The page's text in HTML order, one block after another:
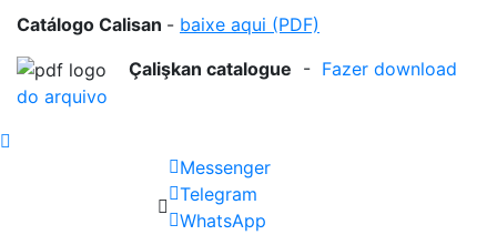
Catálogo Calisan - baixe aqui (PDF)
Çalişkan catalogue - Fazer download
do arquivo
Messenger
Telegram
WhatsApp